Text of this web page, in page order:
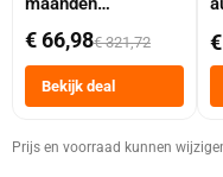
abonnement
€ 66,98€ 321,72
Bekijk deal
Prijs en voorraad kunnen